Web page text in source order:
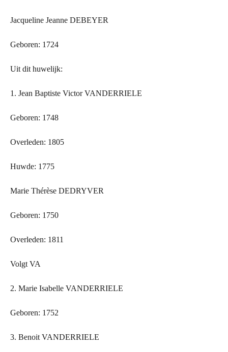
Jacqueline Jeanne DEBEYER
Geboren: 1724
Uit dit huwelijk:
1. Jean Baptiste Victor VANDERRIELE
Geboren: 1748
Overleden: 1805
Huwde: 1775
Marie Thérèse DEDRYVER
Geboren: 1750
Overleden: 1811
Volgt VA
2. Marie Isabelle VANDERRIELE
Geboren: 1752
3. Benoit VANDERRIELE